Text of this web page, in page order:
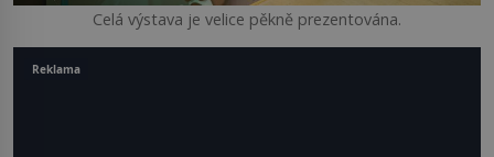
Celá výstava je velice pěkně prezentována.
Reklama